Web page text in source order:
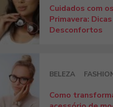
Cuidados com
Primavera:
Desconfortos
BELEZA
Como